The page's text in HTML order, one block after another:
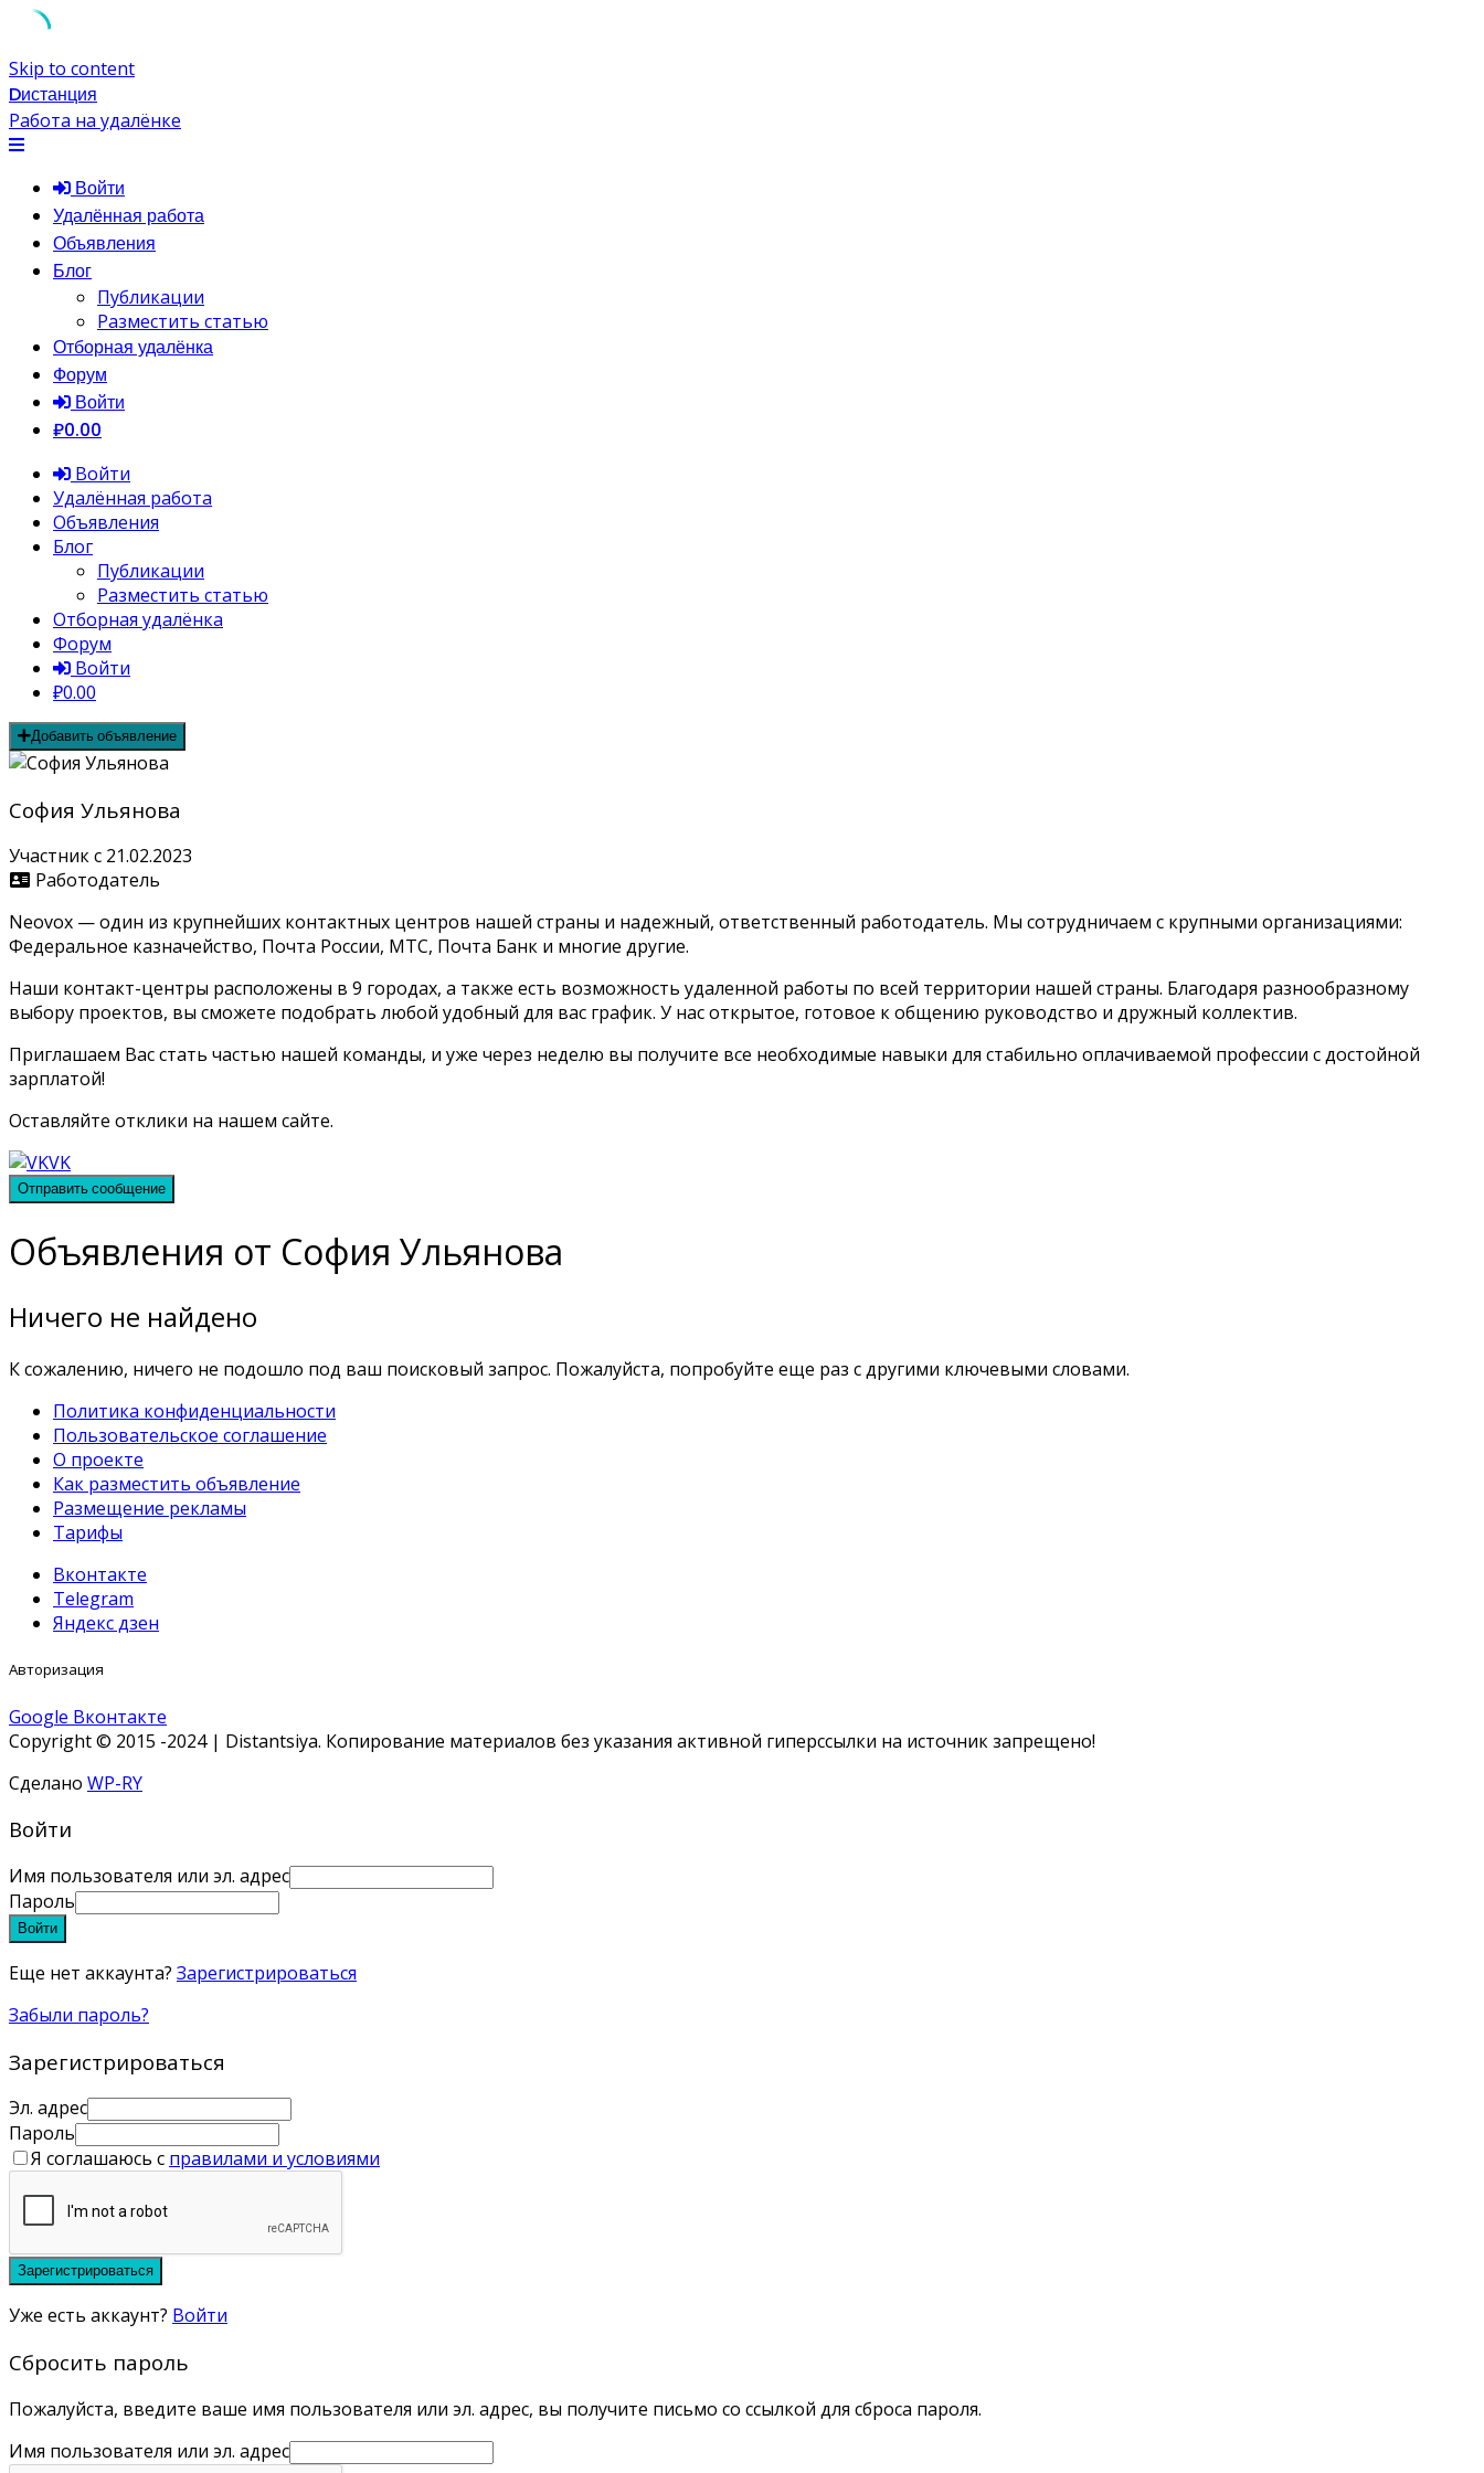
Skip to content
Dистанция
Работа на удалёнке
Войти
Удалённая работа
Объявления
Блог
Публикации
Разместить статью
Отборная удалёнка
Форум
Войти
₽0.00
Войти
Удалённая работа
Объявления
Блог
Публикации
Разместить статью
Отборная удалёнка
Форум
Войти
₽0.00
Добавить объявление
София Ульянова
Участник с 21.02.2023
Работодатель
Neovox — один из крупнейших контактных центров нашей страны и надежный, ответственный работодатель. Мы сотрудничаем с крупными организациями:
Федеральное казначейство, Почта России, МТС, Почта Банк и многие другие.
Наши контакт-центры расположены в 9 городах, а также есть возможность удаленной работы по всей территории нашей страны. Благодаря разнообразному
выбору проектов, вы сможете подобрать любой удобный для вас график. У нас открытое, готовое к общению руководство и дружный коллектив.
Приглашаем Вас стать частью нашей команды, и уже через неделю вы получите все необходимые навыки для стабильно оплачиваемой профессии с достойной
зарплатой!
Оставляйте отклики на нашем сайте.
VK
Отправить сообщение
Объявления от София Ульянова
Ничего не найдено
К сожалению, ничего не подошло под ваш поисковый запрос. Пожалуйста, попробуйте еще раз с другими ключевыми словами.
Политика конфиденциальности
Пользовательское соглашение
О проекте
Как разместить объявление
Размещение рекламы
Тарифы
Вконтакте
Telegram
Яндекс дзен
Авторизация
Google Вконтакте
Copyright © 2015 -2024 | Distantsiya. Копирование материалов без указания активной гиперссылки на источник запрещено!
Сделано WP-RY
Войти
Имя пользователя или эл. адрес
Пароль
Войти
Еще нет аккаунта? Зарегистрироваться
Забыли пароль?
Зарегистрироваться
Эл. адрес
Пароль
Я соглашаюсь с правилами и условиями
Зарегистрироваться
Уже есть аккаунт? Войти
Сбросить пароль
Пожалуйста, введите ваше имя пользователя или эл. адрес, вы получите письмо со ссылкой для сброса пароля.
Имя пользователя или эл. адрес